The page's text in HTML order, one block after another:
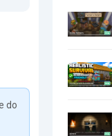
do